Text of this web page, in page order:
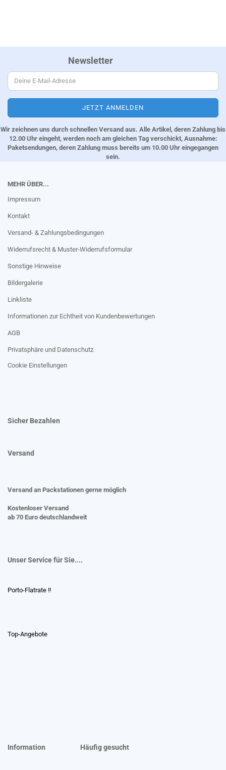
Newsletter
Wir zeichnen uns durch schnellen Versand aus. Alle Artikel, deren Zahlung bis
12.00 Uhr eingeht, werden noch am gleichen Tag verschickt, Ausnahme:
Paketsendungen, deren Zahlung muss bereits um 10.00 Uhr eingegangen
sein.
MEHR ÜBER...
Impressum
Kontakt
Versand- & Zahlungsbedingungen
Widerrufsrecht & Muster-Widerrufsformular
Sonstige Hinweise
Bildergalerie
Linkliste
Informationen zur Echtheit von Kundenbewertungen
AGB
Privatsphäre und Datenschutz
Cookie Einstellungen
Sicher Bezahlen
Versand
Versand an Packstationen gerne möglich
Kostenloser Versand
ab 70 Euro deutschlandweit
Unser Service für Sie....
Porto-Flatrate !!
Top-Angebote
Information Häufig gesucht